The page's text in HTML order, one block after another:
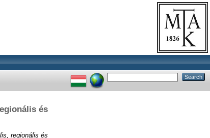
és
regionális és